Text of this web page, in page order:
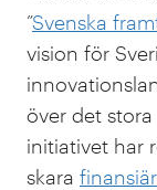
”Svenska
vision för
över det
initiativet har
skara